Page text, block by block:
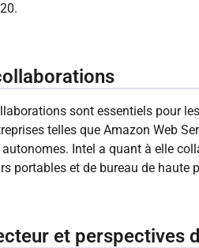
sont essentiels pour
telles que Amazon Web
Intel a quant à elle
portables et de bureau de haute
et perspectives